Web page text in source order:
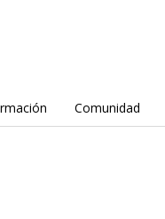
Comunidad